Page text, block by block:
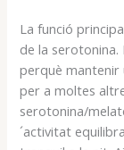
La funció
de la
perquè mantenir
per a moltes
serotonina/
´activitat